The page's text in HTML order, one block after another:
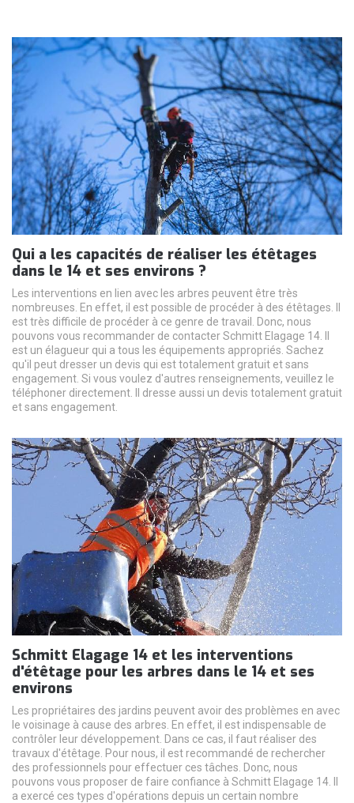
Qui a les capacités de réaliser les étêtages
dans le 14 et ses environs ?
Les interventions en lien avec les arbres peuvent être très
nombreuses. En effet, il est possible de procéder à des étêtages. Il
est très difficile de procéder à ce genre de travail. Donc, nous
pouvons vous recommander de contacter Schmitt Elagage 14. Il
est un élagueur qui a tous les équipements appropriés. Sachez
qu'il peut dresser un devis qui est totalement gratuit et sans
engagement. Si vous voulez d'autres renseignements, veuillez le
téléphoner directement. Il dresse aussi un devis totalement gratuit
et sans engagement.
Schmitt Elagage 14 et les interventions
d'étêtage pour les arbres dans le 14 et ses
environs
Les propriétaires des jardins peuvent avoir des problèmes en avec
le voisinage à cause des arbres. En effet, il est indispensable de
contrôler leur développement. Dans ce cas, il faut réaliser des
travaux d'étêtage. Pour nous, il est recommandé de rechercher
des professionnels pour effectuer ces tâches. Donc, nous
pouvons vous proposer de faire confiance à Schmitt Elagage 14. Il
a exercé ces types d'opérations depuis un certain nombre